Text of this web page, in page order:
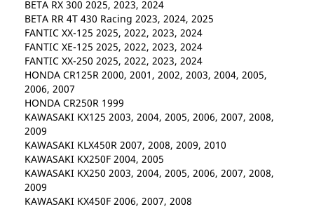
BETA RX 300 2025, 2023, 2024
BETA RR 4T 430 Racing 2023, 2024, 2025
FANTIC XX-125 2025, 2022, 2023, 2024
FANTIC XE-125 2025, 2022, 2023, 2024
FANTIC XX-250 2025, 2022, 2023, 2024
HONDA CR125R 2000, 2001, 2002, 2003, 2004, 2005,
2006, 2007
HONDA CR250R 1999
KAWASAKI KX125 2003, 2004, 2005, 2006, 2007, 2008,
2009
KAWASAKI KLX450R 2007, 2008, 2009, 2010
KAWASAKI KX250F 2004, 2005
KAWASAKI KX250 2003, 2004, 2005, 2006, 2007, 2008,
2009
KAWASAKI KX450F 2006, 2007, 2008